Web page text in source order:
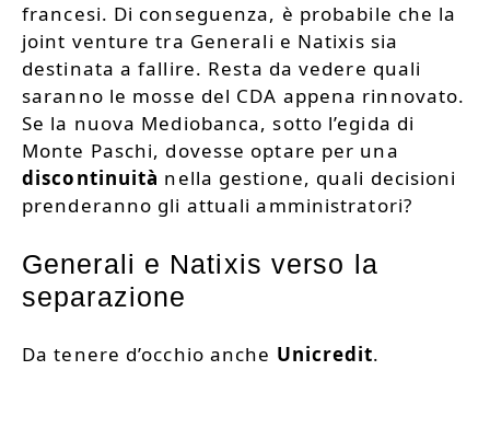
francesi. Di conseguenza, è probabile che la
joint venture tra Generali e Natixis sia
destinata a fallire. Resta da vedere quali
saranno le mosse del CDA appena rinnovato.
Se la nuova Mediobanca, sotto l’egida di
Monte Paschi, dovesse optare per una
discontinuità nella gestione, quali decisioni
prenderanno gli attuali amministratori?
Generali e Natixis verso la
separazione
Da tenere d’occhio anche Unicredit.